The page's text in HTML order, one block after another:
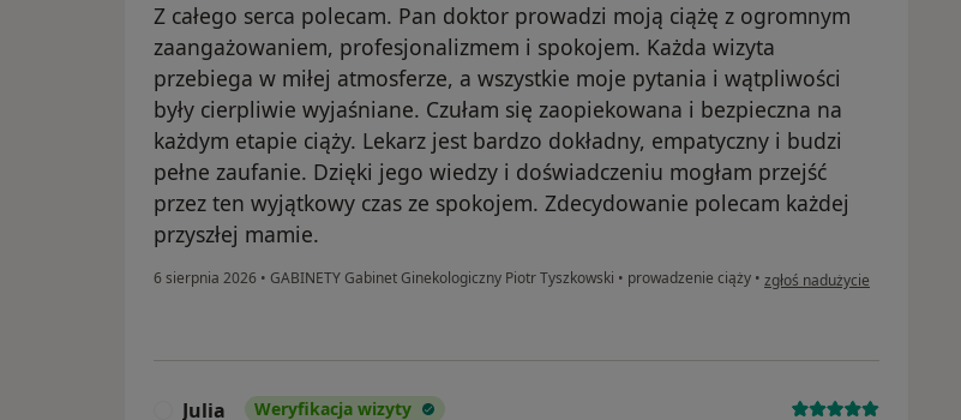
Z całego serca polecam. Pan doktor prowadzi moją ciążę z ogromnym
zaangażowaniem, profesjonalizmem i spokojem. Każda wizyta
przebiega w miłej atmosferze, a wszystkie moje pytania i wątpliwości
były cierpliwie wyjaśniane. Czułam się zaopiekowana i bezpieczna na
każdym etapie ciąży. Lekarz jest bardzo dokładny, empatyczny i budzi
pełne zaufanie. Dzięki jego wiedzy i doświadczeniu mogłam przejść
przez ten wyjątkowy czas ze spokojem. Zdecydowanie polecam każdej
przyszłej mamie.
6 sierpnia 2026 • GABINETY Gabinet Ginekologiczny Piotr Tyszkowski • prowadzenie ciąży • w opinii użytkownika Ewelina S.
zgłoś nadużycie
Julia Weryfikacja wizyty